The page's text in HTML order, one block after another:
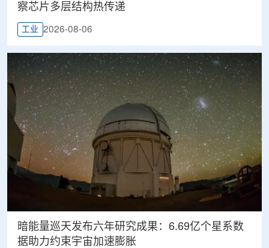
察芯片多层结构热传递
工业 2026-08-06
暗能量巡天发布六年研究成果：6.69亿个星系数
据助力约束宇宙加速膨胀